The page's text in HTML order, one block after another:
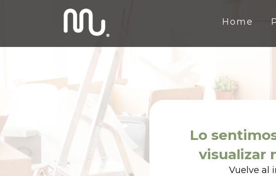
Home
Lo
visualizar
Vuelve al